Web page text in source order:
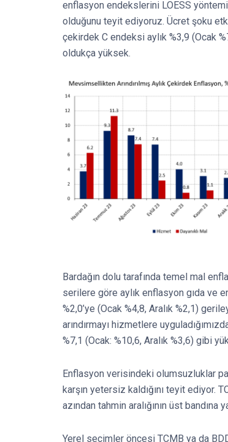
enflasyon endekslerini LOESS
olduğunu teyit ediyoruz. Ücret şoku
çekirdek C endeksi aylık %3,9 (Ocak
oldukça yüksek.
Bardağın dolu tarafında temel mal
serilere göre aylık enflasyon gıda ve
%2,0’ye (Ocak %4,8, Aralık %2,1)
arındırmayı hizmetlere
%7,1 (Ocak: %10,6, Aralık %3,6) gibi
Enflasyon verisindeki olumsuzluklar
karşın yetersiz kaldığını teyit ediyor.
azından tahmin aralığının üst
Yerel seçimler öncesi TCMB ya da